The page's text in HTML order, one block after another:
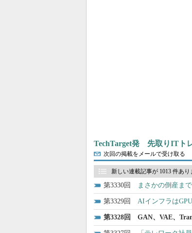
TechTarget発 先取りITト
次回の掲載をメールで受け取る
新しい連載記事が 1013 件あり
3330 まさかの倒産ま
3329 AIインフラは
3328 GAN、VAE、